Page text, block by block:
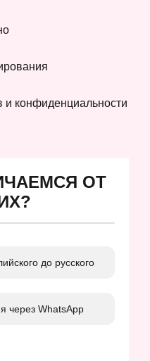
и конфиденциальности
ОТ
до русского
через WhatsApp